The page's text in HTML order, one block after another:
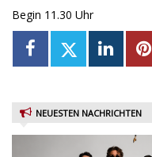
Begin 11.30 Uhr
NEUESTEN NACHRICHTEN